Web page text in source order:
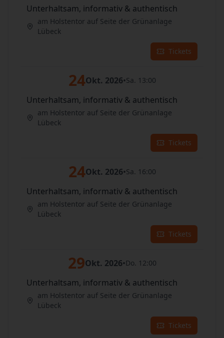
Unterhaltsam, informativ & authentisch
am Holstentor auf Seite der Grünanlage
Lübeck
Tickets
24Okt. 2026•Sa. 13:00
Unterhaltsam, informativ & authentisch
am Holstentor auf Seite der Grünanlage
Lübeck
Tickets
24Okt. 2026•Sa. 16:00
Unterhaltsam, informativ & authentisch
am Holstentor auf Seite der Grünanlage
Lübeck
Tickets
29Okt. 2026•Do. 12:00
Unterhaltsam, informativ & authentisch
am Holstentor auf Seite der Grünanlage
Lübeck
Tickets